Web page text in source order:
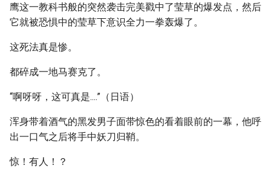
鹰这一教科书般的突然袭击完美戳中了莹草的爆发点，然后
它就被恐惧中的莹草下意识全力一拳轰爆了。
这死法真是惨。
都碎成一地马赛克了。
“啊呀呀，这可真是....”（日语）
浑身带着酒气的黑发男子面带惊色的看着眼前的一幕，他呼
出一口气之后将手中妖刀归鞘。
惊！有人！？